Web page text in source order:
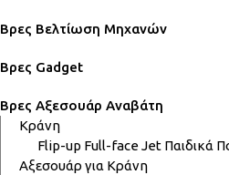
Βρες Βελτίωση Μηχανών
Βρες Gadget
Βρες Αξεσουάρ Αναβάτη
Κράνη
Flip-up Full-faceJet Παιδικά
Αξεσουάρ για Κράνη